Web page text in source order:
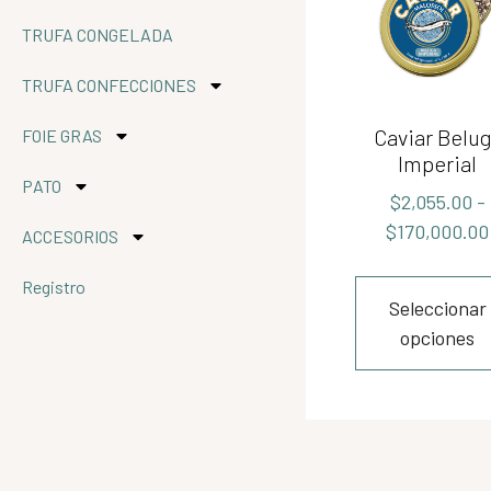
TRUFA CONGELADA
TRUFA CONFECCIONES
FOIE GRAS
PATO
ACCESORIOS
Registro
Caviar
Imperial
$2,055.00 -
$170,000.00
Seleccionar
opciones